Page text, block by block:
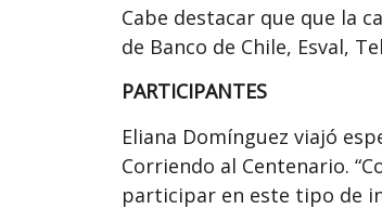
Cabe destacar que que la
de Banco de Chile, Esval,
PARTICIPANTES
Eliana Domínguez viajó
Corriendo al Centenario.
participar en este tipo de